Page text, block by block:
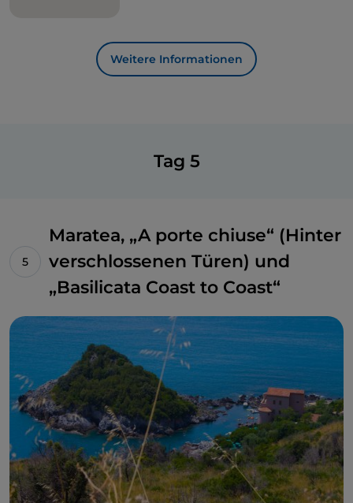
Weitere Informationen
Tag 5
Maratea, „A porte chiuse“ (Hinter
verschlossenen Türen) und
„Basilicata Coast to Coast“